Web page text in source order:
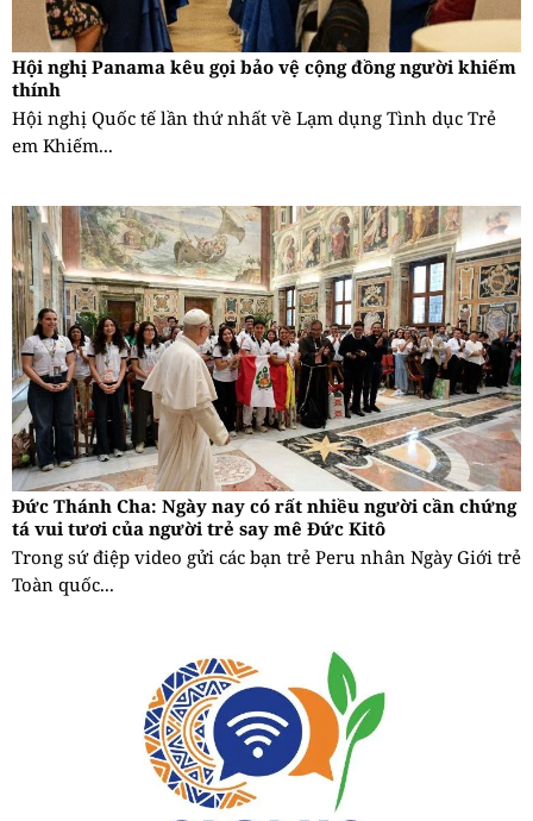
Hội nghị Panama kêu gọi bảo vệ cộng đồng người khiếm
thính
Hội nghị Quốc tế lần thứ nhất về Lạm dụng Tình dục Trẻ
em Khiếm...
Đức Thánh Cha: Ngày nay có rất nhiều người cần chứng
tá vui tươi của người trẻ say mê Đức Kitô
Trong sứ điệp video gửi các bạn trẻ Peru nhân Ngày Giới trẻ
Toàn quốc...